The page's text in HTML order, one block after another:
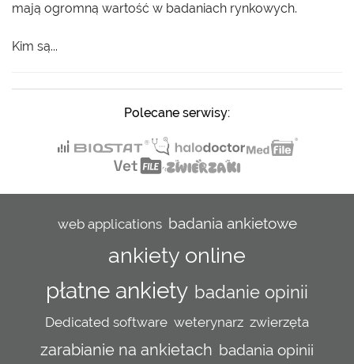
mają ogromną wartość w badaniach rynkowych.
Kim są...
Polecane serwisy:
web applications badania ankietowe
ankiety online
płatne ankiety badanie opinii
Dedicated software weterynarz zwierzęta
zarabianie na ankietach badania opinii